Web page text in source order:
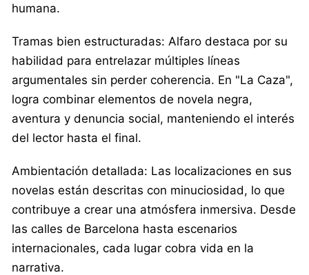
humana.
Tramas bien estructuradas: Alfaro destaca por su
habilidad para entrelazar múltiples líneas
argumentales sin perder coherencia. En "La Caza",
logra combinar elementos de novela negra,
aventura y denuncia social, manteniendo el interés
del lector hasta el final.
Ambientación detallada: Las localizaciones en sus
novelas están descritas con minuciosidad, lo que
contribuye a crear una atmósfera inmersiva. Desde
las calles de Barcelona hasta escenarios
internacionales, cada lugar cobra vida en la
narrativa.